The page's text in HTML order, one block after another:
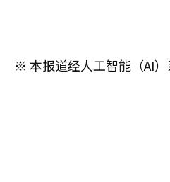
※ 本报道经人工智能（AI）